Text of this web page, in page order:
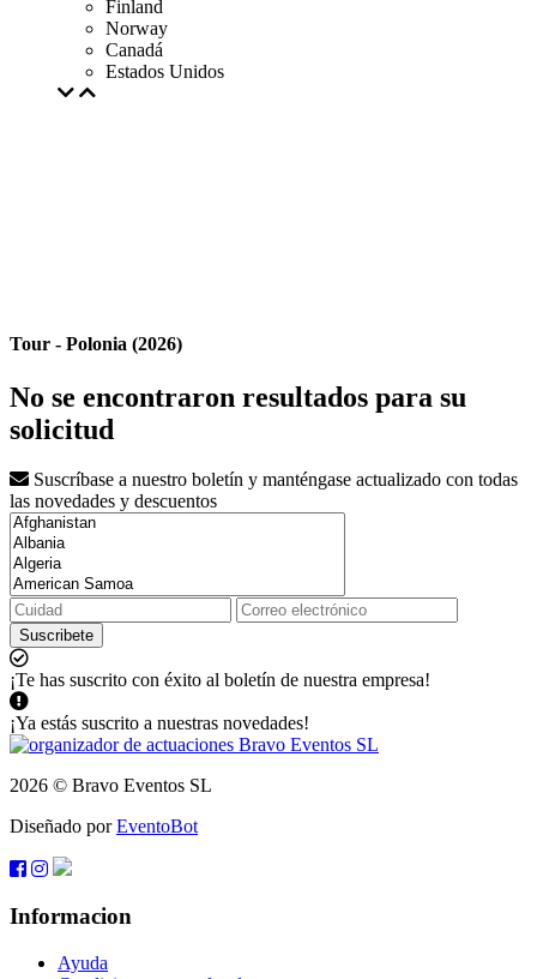
Finland
Norway
Canadá
Estados Unidos
Tour - Polonia (2026)
No se encontraron resultados para su
solicitud
Suscríbase a nuestro boletín y manténgase actualizado con todas
las novedades y descuentos
Suscribete
¡Te has suscrito con éxito al boletín de nuestra empresa!
¡Ya estás suscrito a nuestras novedades!
2026 © Bravo Eventos SL
Diseñado porEventoBot
Informacion
Ayuda